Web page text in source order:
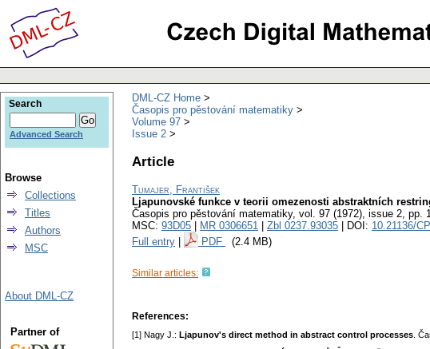
DML-CZ Home
Časopis pro pěstování matematiky
Volume 97
Issue 2
Article
Tumajer, František
Ljapunovské funkce v teorii omezenosti abstraktních
Časopis pro pěstování matematiky, vol. 97 (1972), issue 2, pp.
MSC: 93D05 MR 0306651 Zbl 0237.93035 | DOI: 10.21136/
Full entry
PDF (2.4 MB)
Similar articles:
References:
[1] Nagy J.: Ljapunov's direct method in abstract control processes .
Search
Advanced Search
Browse
Collections
Titles
Authors
MSC
About DML-CZ
Partner of